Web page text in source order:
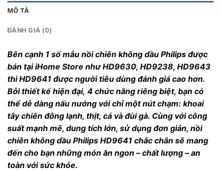
MÔ TẢ
ĐÁNH GIÁ (0)
Bên cạnh 1 số mẫu nồi chiên không dầu Philips được
bán tại iHome Store như HD9630, HD9238, HD9643
thì HD9641 được người tiêu dùng đánh giá cao hơn.
Bởi thiết kế hiện đại, 4 chức năng riêng biệt, bạn có
thể dễ dàng nấu nướng với chỉ một nút chạm: khoai
tây chiên đông lạnh, thịt, cá và đùi gà. Cùng với công
suất mạnh mẽ, dung tích lớn, sử dụng đơn giản, nồi
chiên không dầu Philips HD9641 chắc chắn sẽ mang
đến cho bạn những món ăn ngon – chất lượng – an
toàn với sức khỏe.